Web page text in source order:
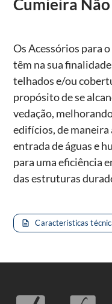
Cumieira
Os Acessórios para
têm na sua
telhados e/ou
propósito de se
vedação,
edifícios, de maneira
entrada de águas e
para uma eficiência
das estruturas
description Características